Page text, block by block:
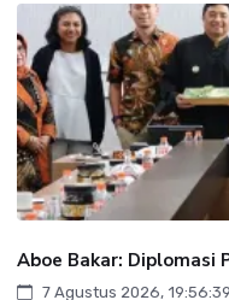
Aboe Bakar: Diplomasi
7 Agustus 2026, 19:56:39